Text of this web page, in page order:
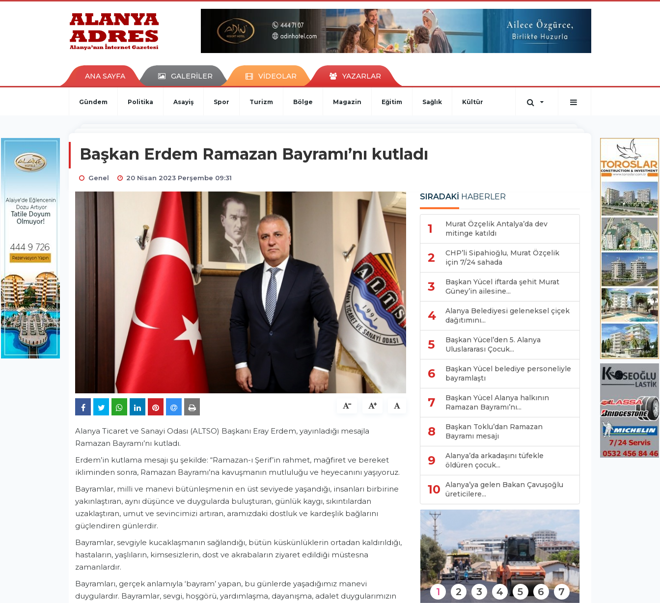
kaçak bahis
porno izle
ANA SAYFA GALERİLER VİDEOLAR YAZARLAR
Gündem Politika Asayiş Spor Turizm Bölge Magazin Eğitim Sağlık Kültür
Başkan Erdem Ramazan Bayramı’nı kutladı
Genel 20 Nisan 2023 Perşembe 09:31
Alanya Ticaret ve Sanayi Odası (ALTSO) Başkanı Eray Erdem, yayınladığı mesajla
Ramazan Bayramı’nı kutladı.
Erdem’in kutlama mesajı şu şekilde: “Ramazan-ı Şerif’in rahmet, mağfiret ve bereket
ikliminden sonra, Ramazan Bayramı’na kavuşmanın mutluluğu ve heyecanını yaşıyoruz.
Bayramlar, milli ve manevi bütünleşmenin en üst seviyede yaşandığı, insanları birbirine
yakınlaştıran, aynı düşünce ve duygularda buluşturan, günlük kaygı, sıkıntılardan
uzaklaştıran, umut ve sevincimizi artıran, aramızdaki dostluk ve kardeşlik bağlarını
güçlendiren günlerdir.
Bayramlar, sevgiyle kucaklaşmanın sağlandığı, bütün küskünlüklerin ortadan kaldırıldığı,
hastaların, yaşlıların, kimsesizlerin, dost ve akrabaların ziyaret edildiği müstesna
zamanlardır.
Bayramları, gerçek anlamıyla ‘bayram’ yapan, bu günlerde yaşadığımız manevi
duygulardır. Bayramlar, sevgi, hoşgörü, yardımlaşma, dayanışma, adalet duygularımızın
SIRADAKİ HABERLER
1
Murat Özçelik Antalya’da dev
mitinge katıldı
2
CHP’li Sipahioğlu, Murat Özçelik
için 7/24 sahada
3
Başkan Yücel iftarda şehit Murat
Güney’in ailesine...
4
Alanya Belediyesi geleneksel çiçek
dağıtımını...
5
Başkan Yücel’den 5. Alanya
Uluslararası Çocuk...
6
Başkan Yücel belediye personeliyle
bayramlaştı
7
Başkan Yücel Alanya halkının
Ramazan Bayramı’nı...
8
Başkan Toklu’dan Ramazan
Bayramı mesajı
9
Alanya’da arkadaşını tüfekle
öldüren çocuk...
10
Alanya’ya gelen Bakan Çavuşoğlu
üreticilere...
1 2 3 4 5 6 7